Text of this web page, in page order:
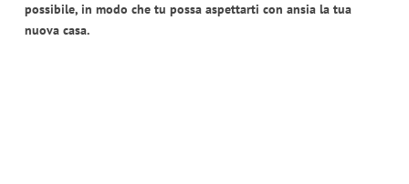
possibile, in modo che tu possa aspettarti con ansia la tua
nuova casa.